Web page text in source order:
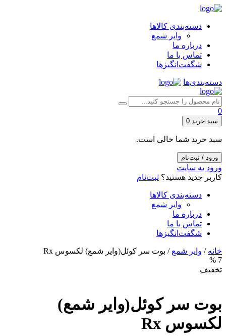
دسته‌بندی کالاها
وایر شمع
درباره ما
تماس با ما
شگفت‌انگیزها
دسته‌بندی‌ها
0
سبد خرید 0
سبد خرید شما خالی است.
ورود / ثبت‌نام
ورود به سایت
کاربر جدید هستید؟ ثبت‌نام
دسته‌بندی کالاها
وایر شمع
درباره ما
تماس با ما
شگفت‌انگیزها
خانه / وایر شمع / بوت سر کوئل(وایر شمع) لکسوس Rx
7 %
تخفیف
بوت سر کوئل(وایر شمع)
لکسوس Rx